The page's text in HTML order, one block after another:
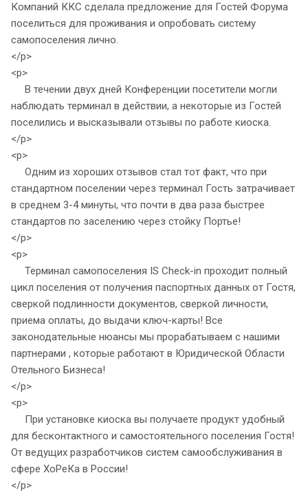
Компаний ККС сделала предложение для Гостей Форума
поселиться для проживания и опробовать систему
самопоселения лично.
</p>
<p>
В течении двух дней Конференции посетители могли
наблюдать терминал в действии, а некоторые из Гостей
поселились и высказывали отзывы по работе киоска.
</p>
<p>
Одним из хороших отзывов стал тот факт, что при
стандартном поселении через терминал Гость затрачивает
в среднем 3-4 минуты, что почти в два раза быстрее
стандартов по заселению через стойку Портье!
</p>
<p>
Терминал самопоселения IS Check-in проходит полный
цикл поселения от получения паспортных данных от Гостя,
сверкой подлинности документов, сверкой личности,
приема оплаты, до выдачи ключ-карты! Все
законодательные нюансы мы прорабатываем с нашими
партнерами , которые работают в Юридической Области
Отельного Бизнеса!
</p>
<p>
При установке киоска вы получаете продукт удобный
для бесконтактного и самостоятельного поселения Гостя!
От ведущих разработчиков систем самообслуживания в
сфере ХоРеКа в России!
</p>